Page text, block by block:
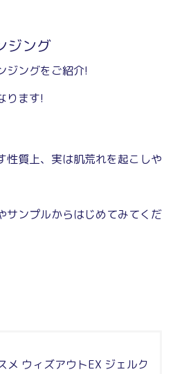
ジング
ジングをご紹介!
ります!
性質上、実は肌荒れを起こしや
サンプルからはじめてみてくだ
メ ウィズアウトEX ジェルク